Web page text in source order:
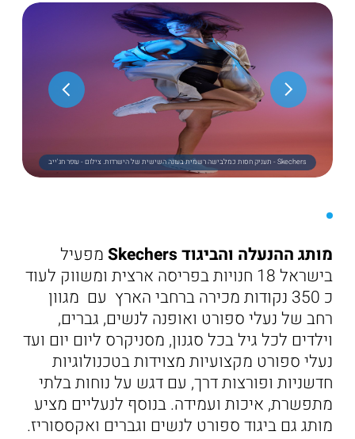
Skechers - תעניק חסות כמלבישה רשמית בעונה השישית של הישרדות. צילום - עופר חג'ייב
מותג ההנעלה והביגוד Skechers
מפעיל
בישראל 18 חנויות בפריסה ארצית ומשווק לעוד
כ 350 נקודות מכירה ברחבי הארץ עם מגוון
רחב של נעלי ספורט ואופנה לנשים, גברים,
וילדים לכל גיל בכל סגנון, מסניקרס ליום יום ועד
נעלי ספורט מקצועיות מצוידות בטכנולוגיות
חדשניות ופורצות דרך, עם דגש על נוחות בלתי
מתפשרת, איכות ועמידה. בנוסף לנעליים מציע
מותג גם ביגוד ספורט לנשים וגברים ואקססוריז.